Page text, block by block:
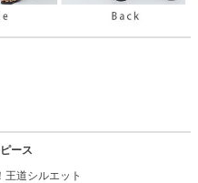
ース
道シルエット